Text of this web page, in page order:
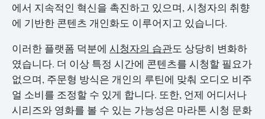
에서 지속적인 혁신을 촉진하고 있으며, 시청자의 취향
에 기반한 콘텐츠 개인화도 이루어지고 있습니다.
이러한 플랫폼 덕분에 시청자의 습관도 상당히 변화하
였습니다. 더 이상 특정 시간에 콘텐츠를 시청할 필요가
없으며, 주문형 방식은 개인의 루틴에 맞춰 오디오 비주
얼 소비를 조정할 수 있게 합니다. 또한, 언제 어디서나
시리즈와 영화를 볼 수 있는 가능성은 마라톤 시청 문화